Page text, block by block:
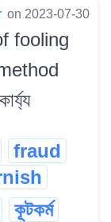
on 2023-07-30
fooling
fraud
কূটকৰ্ম